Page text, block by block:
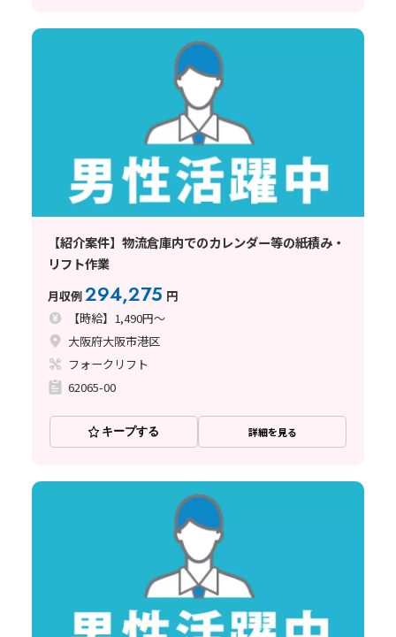
【紹介案件】物流倉庫内でのカレンダー等の紙積み・
リフト作業
月収例294,275 円
【時給】1,490円～
大阪府大阪市港区
フォークリフト
62065-00
キープする 詳細を見る